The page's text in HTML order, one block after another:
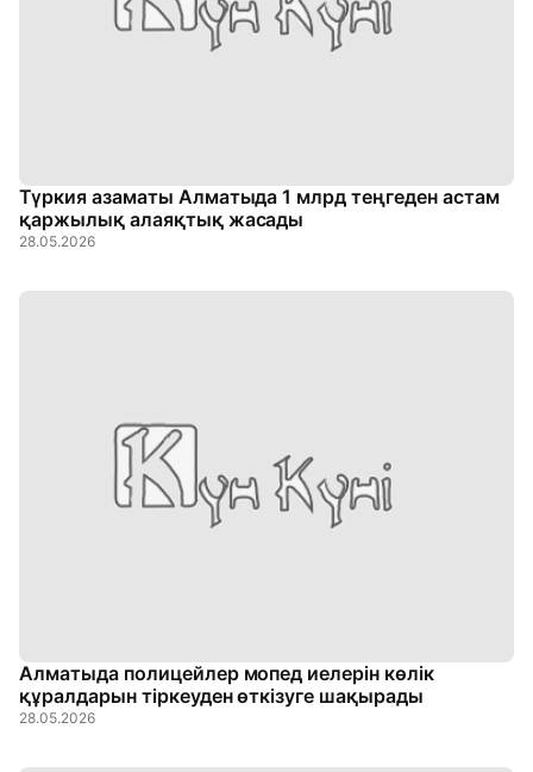
Түркия азаматы Алматыда 1 млрд теңгеден астам
қаржылық алаяқтық жасады
28.05.2026
Алматыда полицейлер мопед иелерін көлік
құралдарын тіркеуден өткізуге шақырады
28.05.2026